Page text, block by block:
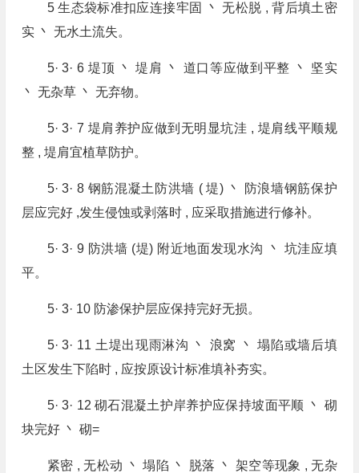
5 生态袋标准扣应连接牢固 丶 无松脱 , 背后填土密
实 丶 无水土流失。
5· 3· 6 堤顶 丶 堤肩 丶 道口等应做到平整 丶 坚实
丶 无杂草 丶 无弃物。
5· 3· 7 堤肩养护应做到无明显坑洼 , 堤肩线平顺规
整 , 堤肩宜植草防护。
5· 3· 8 钢筋混凝土防洪墙 ( 堤) 丶 防浪墙钢筋保护
层应完好 ,发生侵蚀或剥落时 , 应采取措施进行修补。
5· 3· 9 防洪墙 (堤) 附近地面发现水沟 丶 坑洼应填
平。
5· 3· 10 防渗保护层应保持完好无损。
5· 3· 11 土堤出现雨淋沟 丶 浪窝 丶 塌陷或墙后填
土区发生下陷时 , 应按原设计标准填补夯实。
5· 3· 12 砌石混凝土护岸养护应保持坡面平顺 丶 砌
块完好 丶 砌=
紧密 , 无松动 丶 塌陷 丶 脱落 丶 架空等现象 , 无杂